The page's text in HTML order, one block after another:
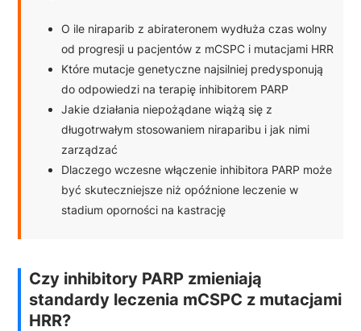
O ile niraparib z abirateronem wydłuża czas wolny
od progresji u pacjentów z mCSPC i mutacjami HRR
Które mutacje genetyczne najsilniej predysponują
do odpowiedzi na terapię inhibitorem PARP
Jakie działania niepożądane wiążą się z
długotrwałym stosowaniem niraparibu i jak nimi
zarządzać
Dlaczego wczesne włączenie inhibitora PARP może
być skuteczniejsze niż opóźnione leczenie w
stadium oporności na kastrację
Czy inhibitory PARP zmieniają
standardy leczenia mCSPC z mutacjami
HRR?